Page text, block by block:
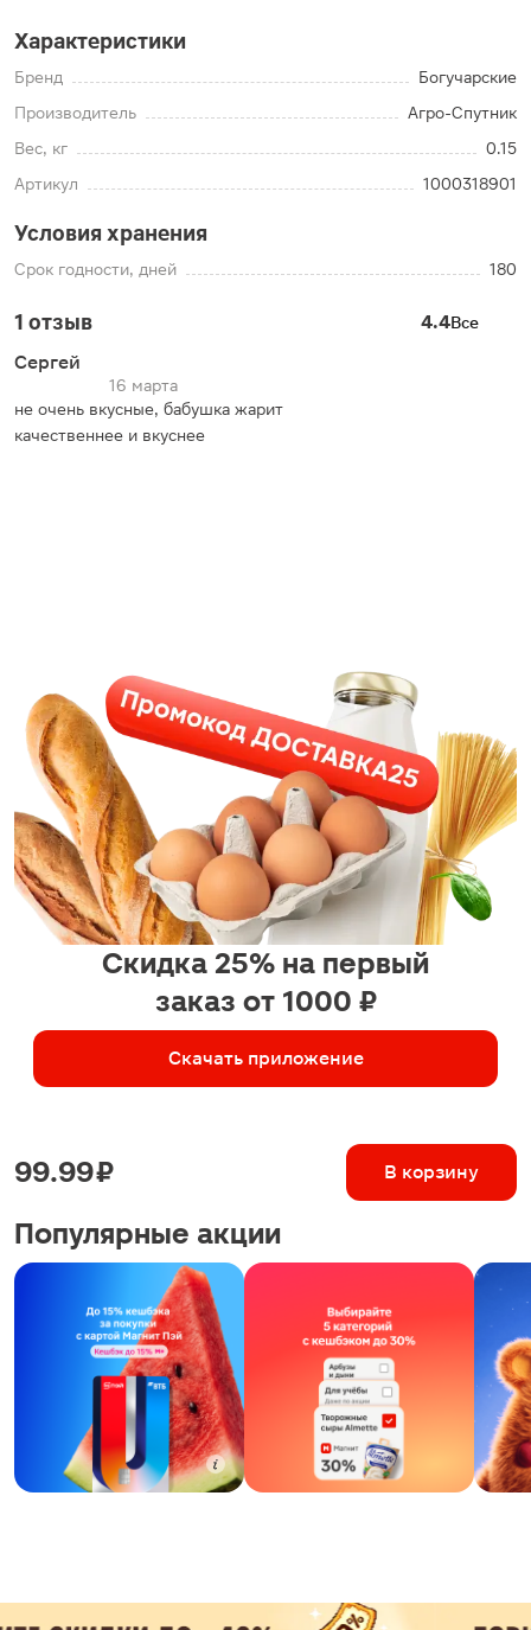
Характеристики
Бренд
Богучарские
Производитель
Агро-Спутник
Вес, кг
0.15
Артикул
1000318901
Условия хранения
Срок годности, дней 180
1 отзыв 4.4Все
Сергей
16 марта
не очень вкусные, бабушка жарит
качественнее и вкуснее
Скидка 25% на первый
заказ от 1000 ₽
Скачать приложение
99.99 ₽ В корзину
Популярные акции